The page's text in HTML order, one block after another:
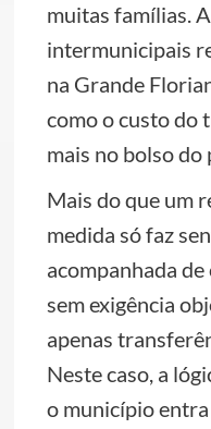
muitas famílias.
intermunicipais
na Grande
como o custo do
mais no bolso do
Mais do que um
medida só faz
acompanhada
sem exigência
apenas
Neste caso, a
o município